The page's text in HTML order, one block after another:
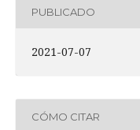
PUBLICADO
2021-07-07
CÓMO CITAR